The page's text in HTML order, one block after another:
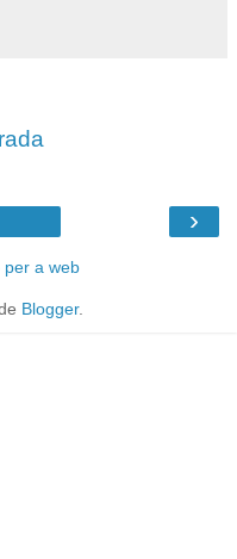
›
per a web
Blogger.